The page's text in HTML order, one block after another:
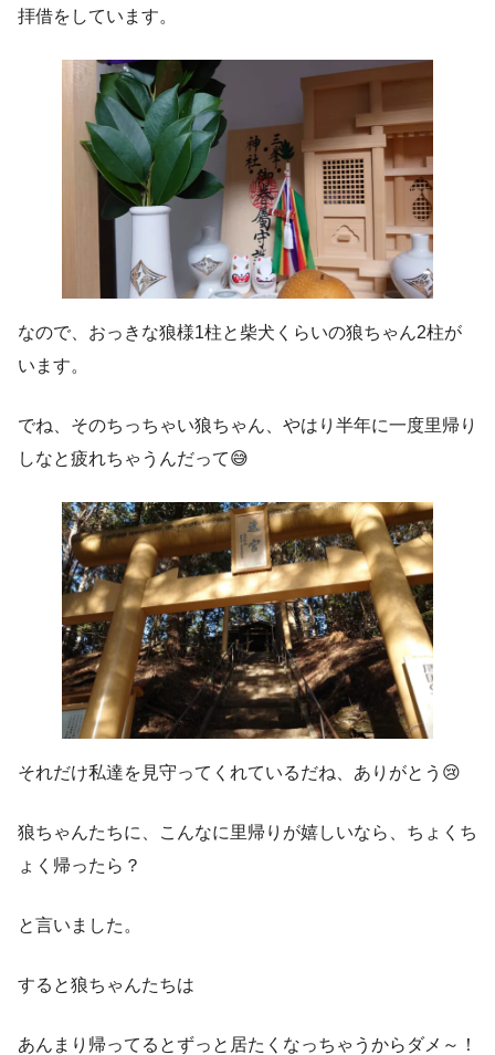
拝借をしています。
なので、おっきな狼様1柱と柴犬くらいの狼ちゃん2柱が
います。
でね、そのちっちゃい狼ちゃん、やはり半年に一度里帰り
しなと疲れちゃうんだって😅
それだけ私達を見守ってくれているだね、ありがとう😢
狼ちゃんたちに、こんなに里帰りが嬉しいなら、ちょくち
ょく帰ったら？
と言いました。
すると狼ちゃんたちは
あんまり帰ってるとずっと居たくなっちゃうからダメ～！